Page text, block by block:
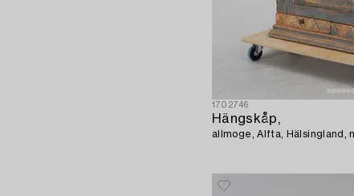
1702746
Hängskåp,
allmoge, Alfta, Hälsingland,